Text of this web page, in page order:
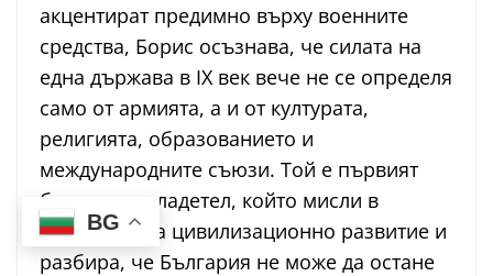
акцентират предимно върху военните
средства, Борис осъзнава, че силата на
една държава в IX век вече не се определя
само от армията, а и от културата,
религията, образованието и
международните съюзи. Той е първият
български владетел, който мисли в
категории на цивилизационно развитие и
разбира, че България не може да остане
BG